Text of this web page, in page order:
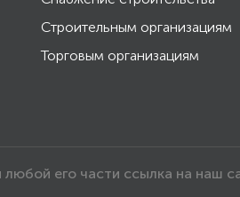
Строительным организациям
Торговым организациям
его части ссылка на наш